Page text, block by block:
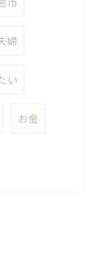
婦
い
お金